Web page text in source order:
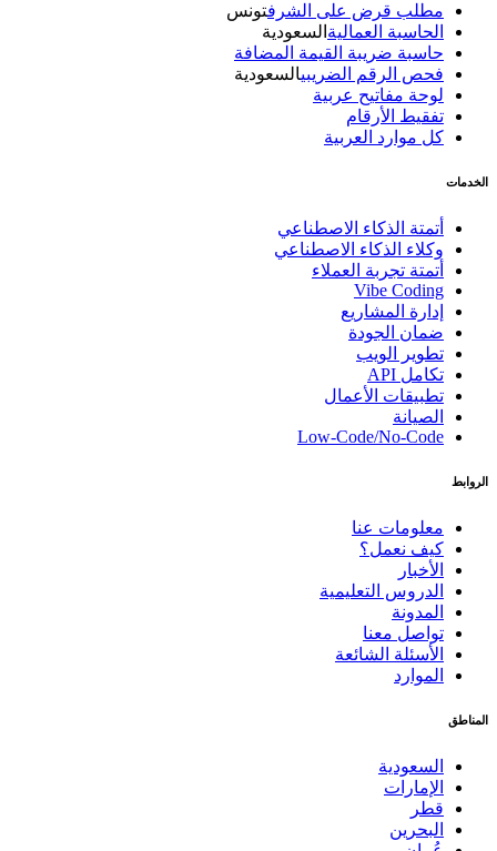
مطلب قرض على الشرف تونس
الحاسبة العماليةالسعودية
حاسبة ضريبة القيمة المضافة
فحص الرقم الضريبيالسعودية
لوحة مفاتيح عربية
تفقيط الأرقام
كل موارد العربية
الخدمات
أتمتة الذكاء الاصطناعي
وكلاء الذكاء الاصطناعي
أتمتة تجربة العملاء
Vibe Coding
إدارة المشاريع
ضمان الجودة
تطوير الويب
تكامل API
تطبيقات الأعمال
الصيانة
Low-Code/No-Code
الروابط
معلومات عنا
كيف نعمل؟
الأخبار
الدروس التعليمية
المدونة
تواصل معنا
الأسئلة الشائعة
الموارد
المناطق
السعودية
الإمارات
قطر
البحرين